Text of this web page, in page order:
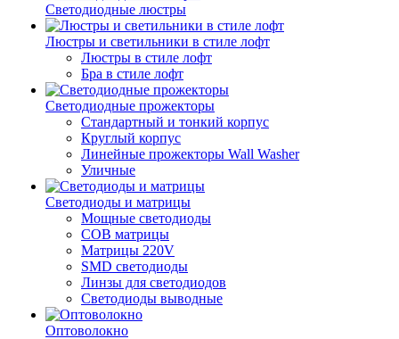
Светодиодные люстры
Люстры и светильники в стиле лофт
Люстры в стиле лофт
Бра в стиле лофт
Светодиодные прожекторы
Стандартный и тонкий корпус
Круглый корпус
Линейные прожекторы Wall Washer
Уличные
Светодиоды и матрицы
Мощные светодиоды
COB матрицы
Матрицы 220V
SMD светодиоды
Линзы для светодиодов
Светодиоды выводные
Оптоволокно